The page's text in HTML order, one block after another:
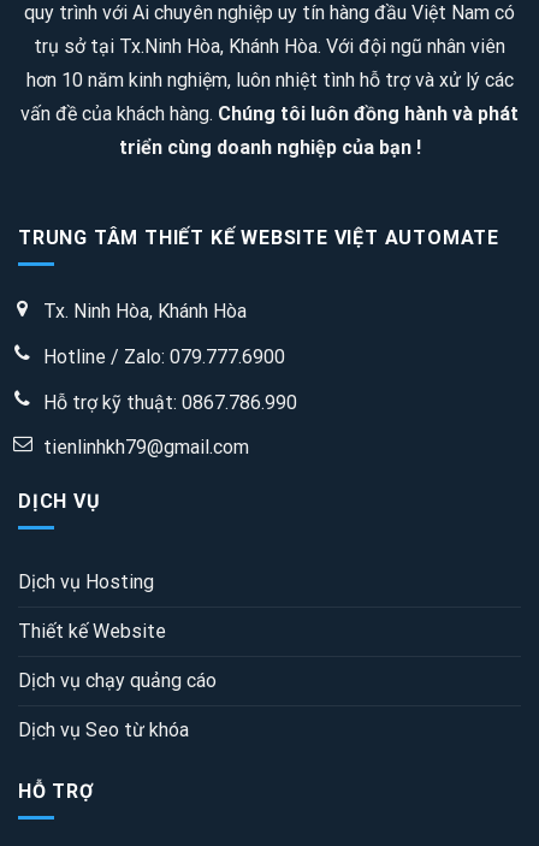
4
SAO
quy trình với Ai chuyên nghiệp uy tín hàng đầu Việt Nam có
trụ sở tại Tx.Ninh Hòa, Khánh Hòa. Với đội ngũ nhân viên
hơn 10 năm kinh nghiệm, luôn nhiệt tình hỗ trợ và xử lý các
vấn đề của khách hàng. Chúng tôi luôn đồng hành và phát
triển cùng doanh nghiệp của bạn !
TRUNG TÂM THIẾT KẾ WEBSITE VIỆT AUTOMATE
Tx. Ninh Hòa, Khánh Hòa
Hotline / Zalo: 079.777.6900
Hỗ trợ kỹ thuật: 0867.786.990
tienlinhkh79@gmail.com
DỊCH VỤ
Dịch vụ Hosting
Thiết kế Website
Dịch vụ chạy quảng cáo
Dịch vụ Seo từ khóa
HỖ TRỢ